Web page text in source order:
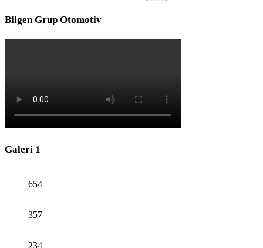
Bilgen Grup Otomotiv
Galeri 1
654
357
234